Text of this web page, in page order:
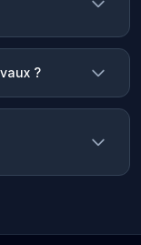
?